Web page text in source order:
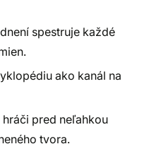
spestruje každé
ako kanál na
pred neľahkou
tvora.